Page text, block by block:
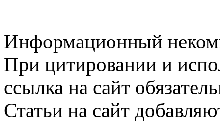
Информационный
При цитировании и
ссылка на сайт
Статьи на сайт